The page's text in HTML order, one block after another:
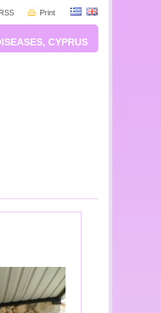
CYPRUS
Print